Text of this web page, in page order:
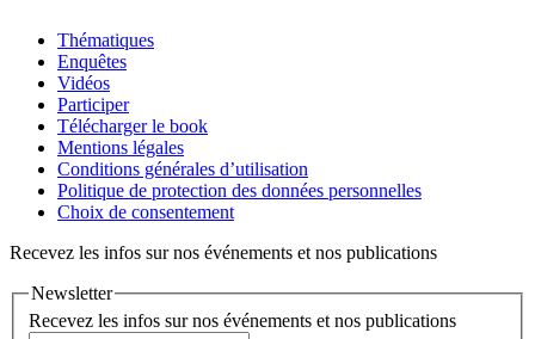
Thématiques
Enquêtes
Vidéos
Participer
Télécharger le book
Mentions légales
Conditions générales d’utilisation
Politique de protection des données personnelles
Choix de consentement
Recevez les infos sur nos événements et nos publications
Newsletter
Recevez les infos sur nos événements et nos publications